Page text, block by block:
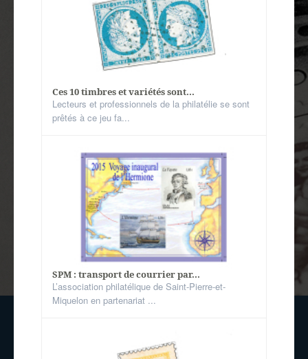
Ces 10 timbres et variétés sont...
Lecteurs et professionnels de la philatélie se sont
prêtés à ce jeu fa...
SPM : transport de courrier par...
L’association philatélique de Saint-Pierre-et-
Miquelon en partenariat ...